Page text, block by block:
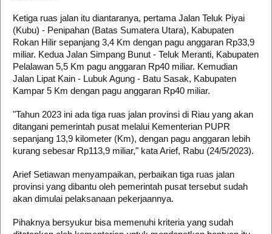
Ketiga ruas jalan itu diantaranya, pertama Jalan Teluk Piyai
(Kubu) - Penipahan (Batas Sumatera Utara), Kabupaten
Rokan Hilir sepanjang 3,4 Km dengan pagu anggaran Rp33,9
miliar. Kedua Jalan Simpang Bunut - Teluk Meranti, Kabupaten
Pelalawan 5,5 Km pagu anggaran Rp40 miliar. Kemudian
Jalan Lipat Kain - Lubuk Agung - Batu Sasak, Kabupaten
Kampar 5 Km dengan pagu anggaran Rp40 miliar.
"Tahun 2023 ini ada tiga ruas jalan provinsi di Riau yang akan
ditangani pemerintah pusat melalui Kementerian PUPR
sepanjang 13,9 kilometer (Km), dengan pagu anggaran lebih
kurang sebesar Rp113,9 miliar," kata Arief, Rabu (24/5/2023).
Arief Setiawan menyampaikan, perbaikan tiga ruas jalan
provinsi yang dibantu oleh pemerintah pusat tersebut sudah
akan dimulai pelaksanaan pekerjaannya.
Pihaknya bersyukur bisa memenuhi kriteria yang sudah